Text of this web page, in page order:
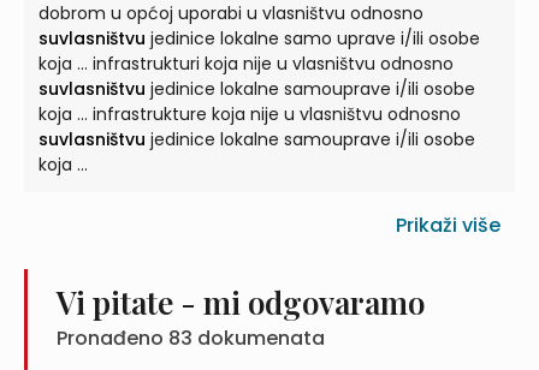
dobrom u općoj uporabi u vlasništvu odnosno
suvlasništvu jedinice lokalne samo uprave i/ili osobe
koja ... infrastrukturi koja nije u vlasništvu odnosno
suvlasništvu jedinice lokalne samouprave i/ili osobe
koja ... infrastrukture koja nije u vlasništvu odnosno
suvlasništvu jedinice lokalne samouprave i/ili osobe
koja ...
Prikaži više
Vi pitate - mi odgovaramo
Pronađeno 83 dokumenata